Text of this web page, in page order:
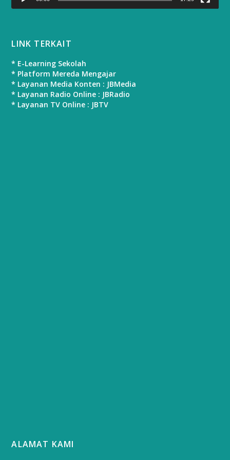
LINK TERKAIT
* E-Learning Sekolah
* Platform Mereda Mengajar
* Layanan Media Konten : JBMedia
* Layanan Radio Online : JBRadio
* Layanan TV Online : JBTV
ALAMAT KAMI